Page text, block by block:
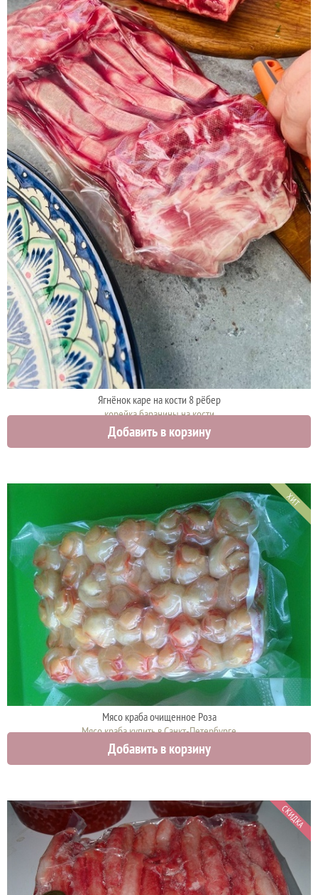
Ягнёнок каре на кости 8 рёбер
корейка баранины на кости
3500 руб.
Добавить в корзину
ХИТ
Мясо краба очищенное Роза
Мясо краба купить в Санкт-Петербурге
3100 руб.
Добавить в корзину
СКИДКА